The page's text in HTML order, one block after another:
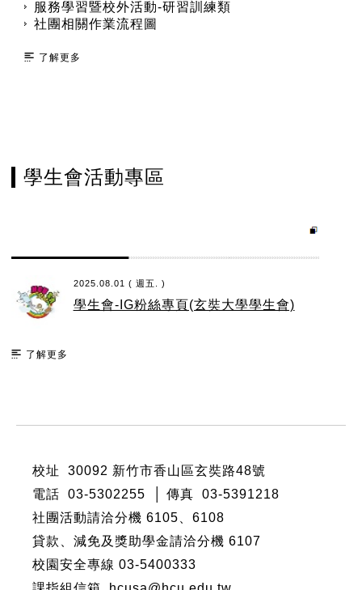
服務學習暨校外活動-研習訓練類
社團相關作業流程圖
了解更多
學生會活動專區
2025.08.01 ( 週五. )
學生會-IG粉絲專頁(玄奘大學學生會)
了解更多
校址 30092 新竹市香山區玄奘路48號
電話 03-5302255 │ 傳真 03-5391218
社團活動請洽分機 6105
6108
貸款、減免及獎助學金請洽分機 6107
校園安全專線 03-5400333